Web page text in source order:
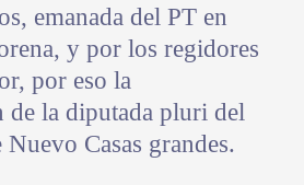
emanada del PT en
y por los regidores
por eso la
de la diputada pluri del
Casas grandes.